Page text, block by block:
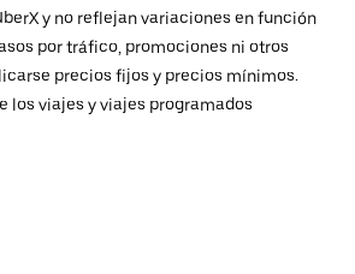
y no reflejan variaciones en función
por tráfico, promociones ni otros
precios fijos y precios mínimos.
los viajes y viajes programados